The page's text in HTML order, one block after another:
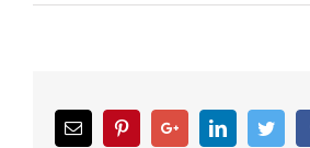
Facebook
Twitter
LinkedIn
Google+
Pinterest
Email